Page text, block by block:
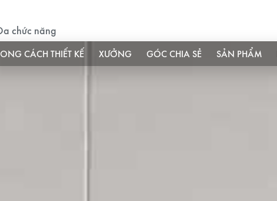
chức năng
CÁCH THIẾT KẾ XƯỞNG GÓC CHIA SẺ SẢN PHẨM